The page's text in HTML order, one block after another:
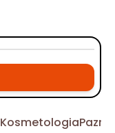
Kosmetologia